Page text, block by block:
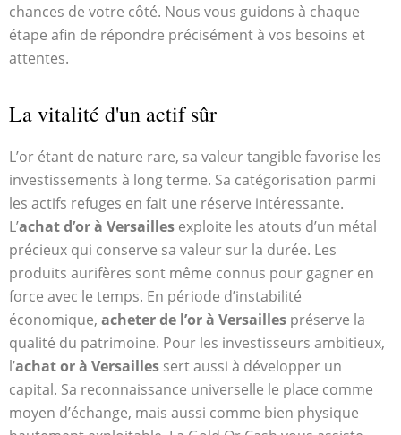
chances de votre côté. Nous vous guidons à chaque
étape afin de répondre précisément à vos besoins et
attentes.
La vitalité d'un actif sûr
L’or étant de nature rare, sa valeur tangible favorise les
investissements à long terme. Sa catégorisation parmi
les actifs refuges en fait une réserve intéressante.
L’achat d’or à Versailles exploite les atouts d’un métal
précieux qui conserve sa valeur sur la durée. Les
produits aurifères sont même connus pour gagner en
force avec le temps. En période d’instabilité
économique, acheter de l’or à Versailles préserve la
qualité du patrimoine. Pour les investisseurs ambitieux,
l’achat or à Versailles sert aussi à développer un
capital. Sa reconnaissance universelle le place comme
moyen d’échange, mais aussi comme bien physique